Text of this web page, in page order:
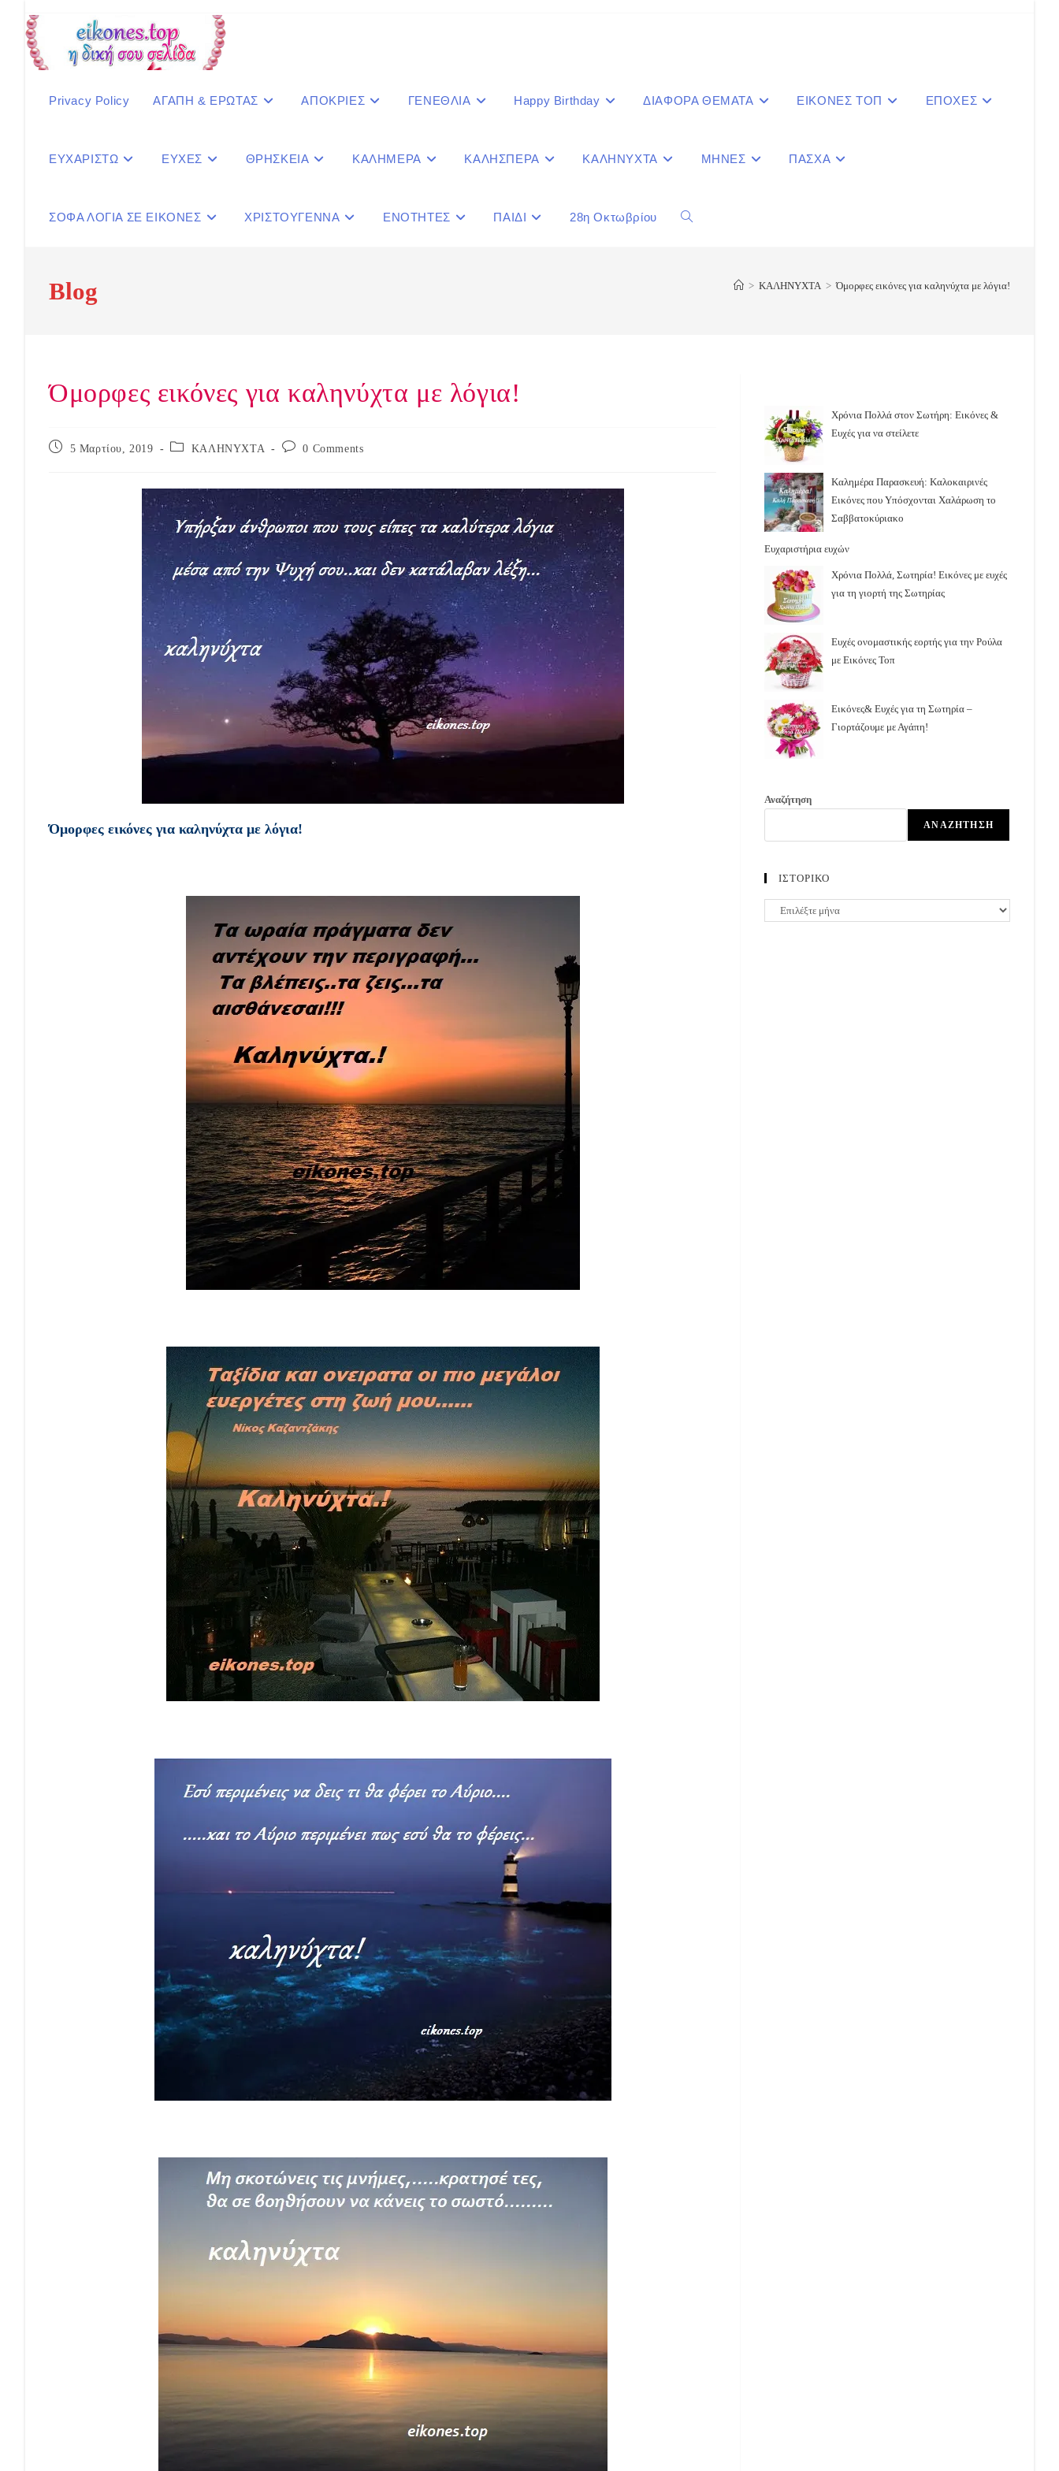
content
Privacy Policy ΑΓΑΠΗ & ΕΡΩΤΑΣ ΑΠΟΚΡΙΕΣ ΓΕΝΕΘΛΙΑ Happy Birthday ΔΙΑΦΟΡΑ ΘΕΜΑΤΑ ΕΙΚΟΝΕΣ ΤΟΠ ΕΠΟΧΕΣ
ΕΥΧΑΡΙΣΤΩ ΕΥΧΕΣ ΘΡΗΣΚΕΙΑ ΚΑΛΗΜΕΡΑ ΚΑΛΗΣΠΕΡΑ ΚΑΛΗΝΥΧΤΑ ΜΗΝΕΣ ΠΑΣΧΑ
ΣΟΦΑ ΛΟΓΙΑ ΣΕ ΕΙΚΟΝΕΣ ΧΡΙΣΤΟΥΓΕΝΝΑ ΕΝΟΤΗΤΕΣ ΠΑΙΔΙ 28η Οκτωβρίου Toggle
Blog > ΚΑΛΗΝΥΧΤΑ > Όμορφες εικόνες για καληνύχτα με λόγια!
Όμορφες εικόνες για καληνύχτα με λόγια!
Post
5 Μαρτίου, 2019
Post ΚΑΛΗΝΥΧΤΑ
Post 0 Comments
Όμορφες εικόνες για καληνύχτα με λόγια!
Χρόνια Πολλά στον Σωτήρη: Εικόνες &
Ευχές για να στείλετε
Καλημέρα Παρασκευή: Καλοκαιρινές
Εικόνες που Υπόσχονται Χαλάρωση το
Σαββατοκύριακο
Ευχαριστήρια ευχών
Χρόνια Πολλά, Σωτηρία! Εικόνες με ευχές
για τη γιορτή της Σωτηρίας
Ευχές ονομαστικής εορτής για την Ρούλα
με Εικόνες Τοπ
Εικόνες& Ευχές για τη Σωτηρία –
Γιορτάζουμε με Αγάπη!
Αναζήτηση
ΑΝΑΖΉΤΗΣΗ
ΙΣΤΟΡΙΚΟ
ΙΣΤΟΡΙΚΟ